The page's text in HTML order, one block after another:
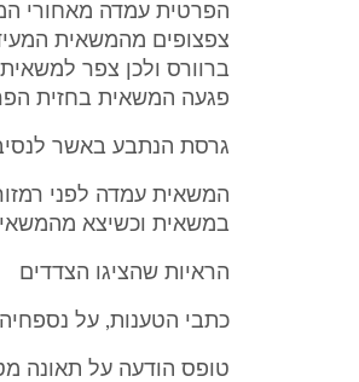
הפרטית עמדה מאחורי
צפצופים מהמשאית
ברוורס ולכן צפר
פגעה המשאית בחזית
גרסת הנתבע באשר
המשאית עמדה לפני
במשאית וכשיצא
הראיות שהציגו הצדדים
כתבי הטענות, על
טופס הודעה על תאונה